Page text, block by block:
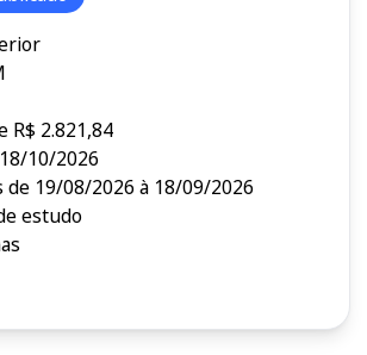
R$ 2.821,84
10/2026
de 19/08/2026 à 18/09/2026
estudo